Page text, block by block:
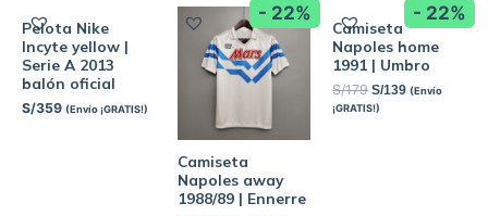
Pelota Nike
Incyte yellow |
Serie A 2013
balón oficial
S/359 (Envío ¡GRATIS!)
- 22%
Camiseta
Napoles away
1988/89 | Ennerre
- 22%
Camiseta
Napoles home
1991 | Umbro
S/179 S/139 (Envío
¡GRATIS!)